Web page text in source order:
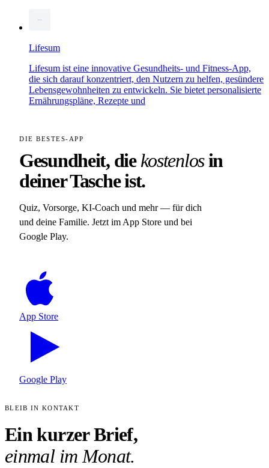
Lifesum
Lifesum ist eine innovative Gesundheits- und Fitness-App,
die sich darauf konzentriert, den Nutzern zu helfen, gesündere
Lebensgewohnheiten zu entwickeln. Sie bietet personalisierte
Ernährungspläne, Rezepte und
DIE BESTES-APP
Gesundheit, diekostenlosin
deiner Tasche ist.
Quiz, Vorsorge, KI-Coach und mehr — für dich
und deine Familie. Jetzt im App Store und bei
Google Play.
App Store
Google Play
BLEIB IN KONTAKT
Ein kurzer Brief,
einmal im Monat.